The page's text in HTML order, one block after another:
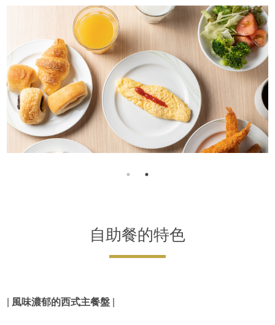
自助餐的特色
風味濃郁的西式主餐盤